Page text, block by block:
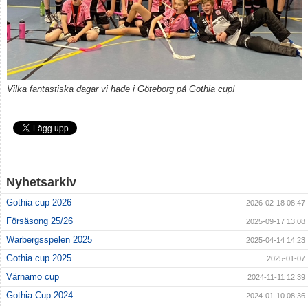
Kontakt
Vilka fantastiska dagar vi hade i Göteborg på Gothia cup!
Nyhetsarkiv
Gothia cup 2026 2026-02-18 08:47
Försäsong 25/26 2025-09-17 13:08
Warbergsspelen 2025 2025-04-14 14:23
Gothia cup 2025 2025-01-07
Värnamo cup 2024-11-11 12:39
Gothia Cup 2024 2024-01-10 08:36